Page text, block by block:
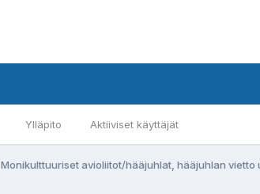
Ylläpito Aktiiviset käyttäjät
Monikulttuuriset avioliitot/hääjuhlat, hääjuhlan vietto